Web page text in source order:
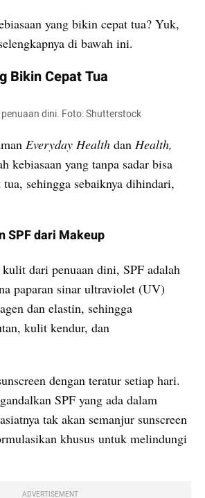
yang bikin cepat tua? Yuk,
di bawah ini.
Bikin Cepat Tua
dini. Foto: Shutterstock
Everyday Health dan
kebiasaan yang tanpa sadar bisa
sehingga sebaiknya dihindari,
SPF dari Makeup
dari penuaan dini, SPF adalah
paparan sinar ultraviolet (UV)
dan elastin, sehingga
kulit kendur, dan
dengan teratur setiap hari.
tak akan semanjur sunscreen
khusus untuk melindungi
ADVERTISEMENT